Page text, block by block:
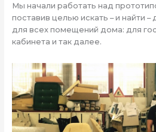
Мы начали работать над
поставив целью искать – и найти
для всех помещений дома: для
кабинета и так далее.